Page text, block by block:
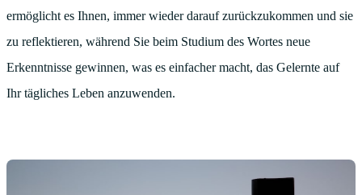
ermöglicht es Ihnen, immer wieder darauf zurückzukommen und sie
zu reflektieren, während Sie beim Studium des Wortes neue
Erkenntnisse gewinnen, was es einfacher macht, das Gelernte auf
Ihr tägliches Leben anzuwenden.